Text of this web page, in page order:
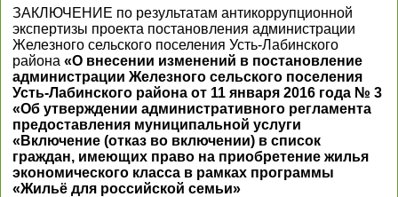
ЗАКЛЮЧЕНИЕ по результатам антикоррупционной
экспертизы проекта постановления администрации
Железного сельского поселения Усть-Лабинского
района «О внесении изменений в постановление
администрации Железного сельского поселения
Усть-Лабинского района от 11 января 2016 года № 3
«Об утверждении административного регламента
предоставления муниципальной услуги
«Включение (отказ во включении) в список
граждан, имеющих право на приобретение жилья
экономического класса в рамках программы
«Жильё для российской семьи»